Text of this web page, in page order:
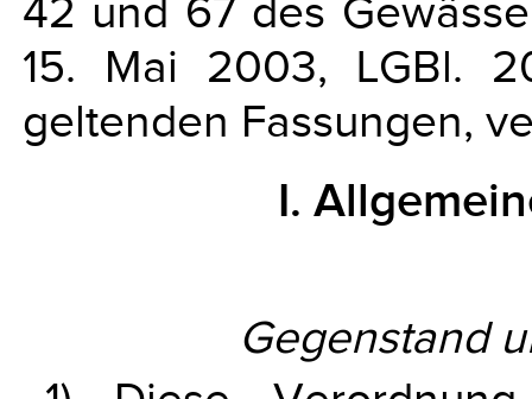
42 und 67 des
15. Mai 2003, LGBl.
geltenden Fassungen,
I.
Gegenstand